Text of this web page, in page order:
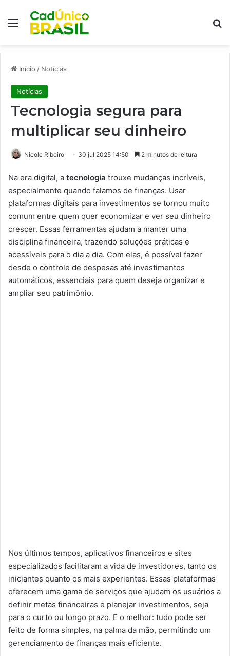
Menu
Início / Notícias
Notícias
Tecnologia segura para
multiplicar seu dinheiro
Nicole Ribeiro 30 jul 2025 14:50 2 minutos de leitura
Na era digital, a tecnologia trouxe mudanças incríveis,
especialmente quando falamos de finanças. Usar
plataformas digitais para investimentos se tornou muito
comum entre quem quer economizar e ver seu dinheiro
crescer. Essas ferramentas ajudam a manter uma
disciplina financeira, trazendo soluções práticas e
acessíveis para o dia a dia. Com elas, é possível fazer
desde o controle de despesas até investimentos
automáticos, essenciais para quem deseja organizar e
ampliar seu patrimônio.
Nos últimos tempos, aplicativos financeiros e sites
especializados facilitaram a vida de investidores, tanto os
iniciantes quanto os mais experientes. Essas plataformas
oferecem uma gama de serviços que ajudam os usuários a
definir metas financeiras e planejar investimentos, seja
para o curto ou longo prazo. E o melhor: tudo pode ser
feito de forma simples, na palma da mão, permitindo um
gerenciamento de finanças mais eficiente.